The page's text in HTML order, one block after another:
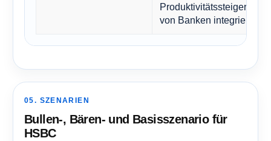
Produktivitätssteigerung
von Banken integriert.
05. SZENARIEN
Bullen-, Bären- und Basisszenario für
HSBC